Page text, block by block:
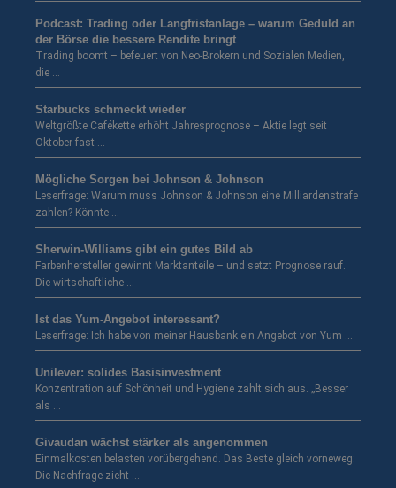
Podcast: Trading oder Langfristanlage – warum Geduld an
der Börse die bessere Rendite bringt
Trading boomt – befeuert von Neo-Brokern und Sozialen Medien,
die …
Starbucks schmeckt wieder
Weltgrößte Cafékette erhöht Jahresprognose – Aktie legt seit
Oktober fast …
Mögliche Sorgen bei Johnson & Johnson
Leserfrage: Warum muss Johnson & Johnson eine Milliardenstrafe
zahlen? Könnte …
Sherwin-Williams gibt ein gutes Bild ab
Farbenhersteller gewinnt Marktanteile – und setzt Prognose rauf.
Die wirtschaftliche …
Ist das Yum-Angebot interessant?
Leserfrage: Ich habe von meiner Hausbank ein Angebot von Yum …
Unilever: solides Basisinvestment
Konzentration auf Schönheit und Hygiene zahlt sich aus. „Besser
als …
Givaudan wächst stärker als angenommen
Einmalkosten belasten vorübergehend. Das Beste gleich vorneweg:
Die Nachfrage zieht …